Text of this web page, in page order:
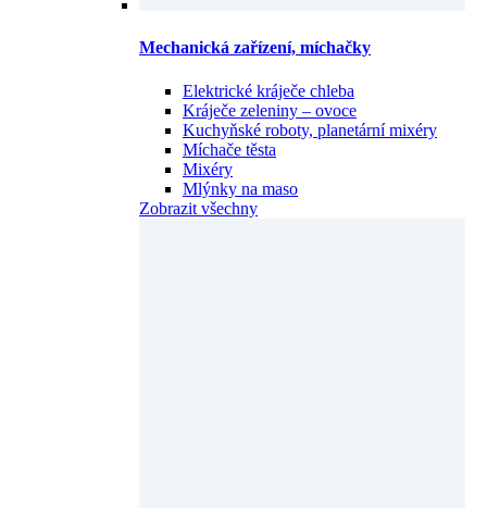
Mechanická zařízení, míchačky
Elektrické kráječe chleba
Kráječe zeleniny – ovoce
Kuchyňské roboty, planetární mixéry
Míchače těsta
Mixéry
Mlýnky na maso
Zobrazit všechny